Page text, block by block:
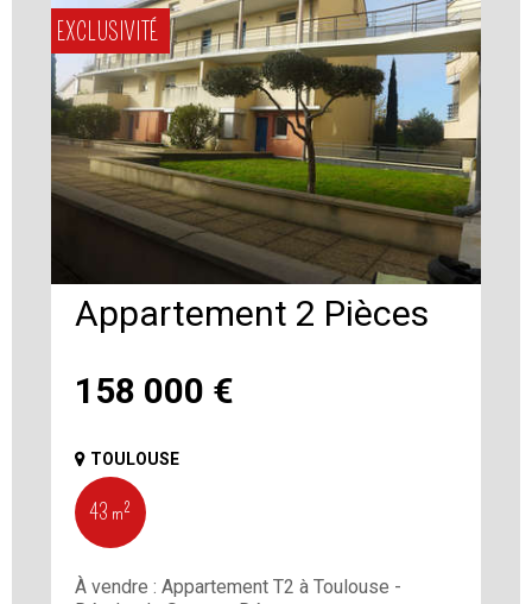
EXCLUSIVITÉ
158 000 €
Appartement 2 Pièces
TOULOUSE
43 m²
À vendre : Appartement T2 à Toulouse -